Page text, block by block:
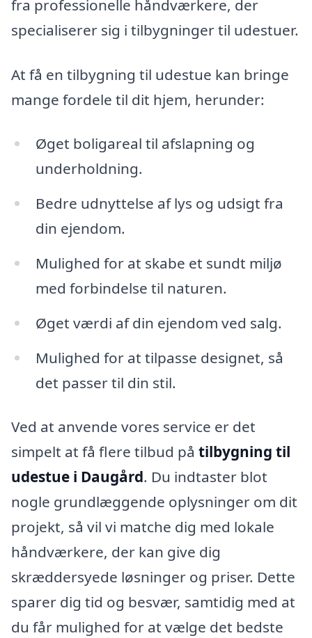
fra professionelle håndværkere, der
specialiserer sig i tilbygninger til udestuer.
At få en tilbygning til udestue kan bringe
mange fordele til dit hjem, herunder:
Øget boligareal til afslapning og
underholdning.
Bedre udnyttelse af lys og udsigt fra
din ejendom.
Mulighed for at skabe et sundt miljø
med forbindelse til naturen.
Øget værdi af din ejendom ved salg.
Mulighed for at tilpasse designet, så
det passer til din stil.
Ved at anvende vores service er det
simpelt at få flere tilbud på tilbygning til
udestue i Daugård. Du indtaster blot
nogle grundlæggende oplysninger om dit
projekt, så vil vi matche dig med lokale
håndværkere, der kan give dig
skræddersyede løsninger og priser. Dette
sparer dig tid og besvær, samtidig med at
du får mulighed for at vælge det bedste